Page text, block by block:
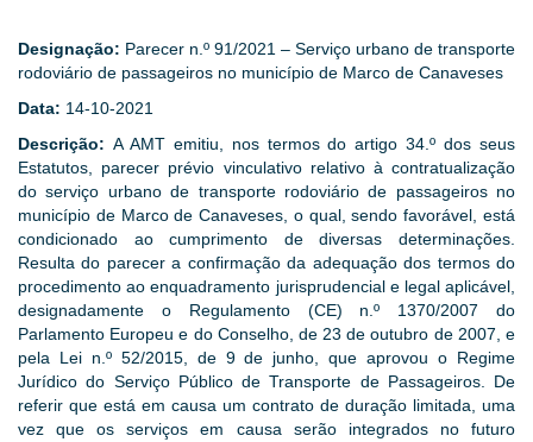
Designação: Parecer n.º 91/2021 – Serviço urbano de transporte
rodoviário de passageiros no município de Marco de Canaveses
Data: 14-10-2021
Descrição: A AMT emitiu, nos termos do artigo 34.º dos seus
Estatutos, parecer prévio vinculativo relativo à contratualização
do serviço urbano de transporte rodoviário de passageiros no
município de Marco de Canaveses, o qual, sendo favorável, está
condicionado ao cumprimento de diversas determinações.
Resulta do parecer a confirmação da adequação dos termos do
procedimento ao enquadramento jurisprudencial e legal aplicável,
designadamente o Regulamento (CE) n.º 1370/2007 do
Parlamento Europeu e do Conselho, de 23 de outubro de 2007, e
pela Lei n.º 52/2015, de 9 de junho, que aprovou o Regime
Jurídico do Serviço Público de Transporte de Passageiros. De
referir que está em causa um contrato de duração limitada, uma
vez que os serviços em causa serão integrados no futuro